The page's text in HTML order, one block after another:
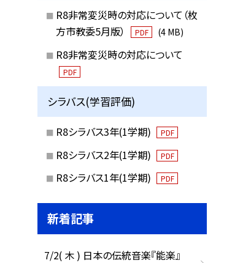
R8非常変災時の対応について（枚
方市教委5月版）
PDF (4 MB)
R8非常変災時の対応について
PDF
シラバス(学習評価)
R8シラバス3年(1学期) PDF
R8シラバス2年(1学期) PDF
R8シラバス1年(1学期) PDF
新着記事
7/2( 木 ) 日本の伝統音楽『能楽』